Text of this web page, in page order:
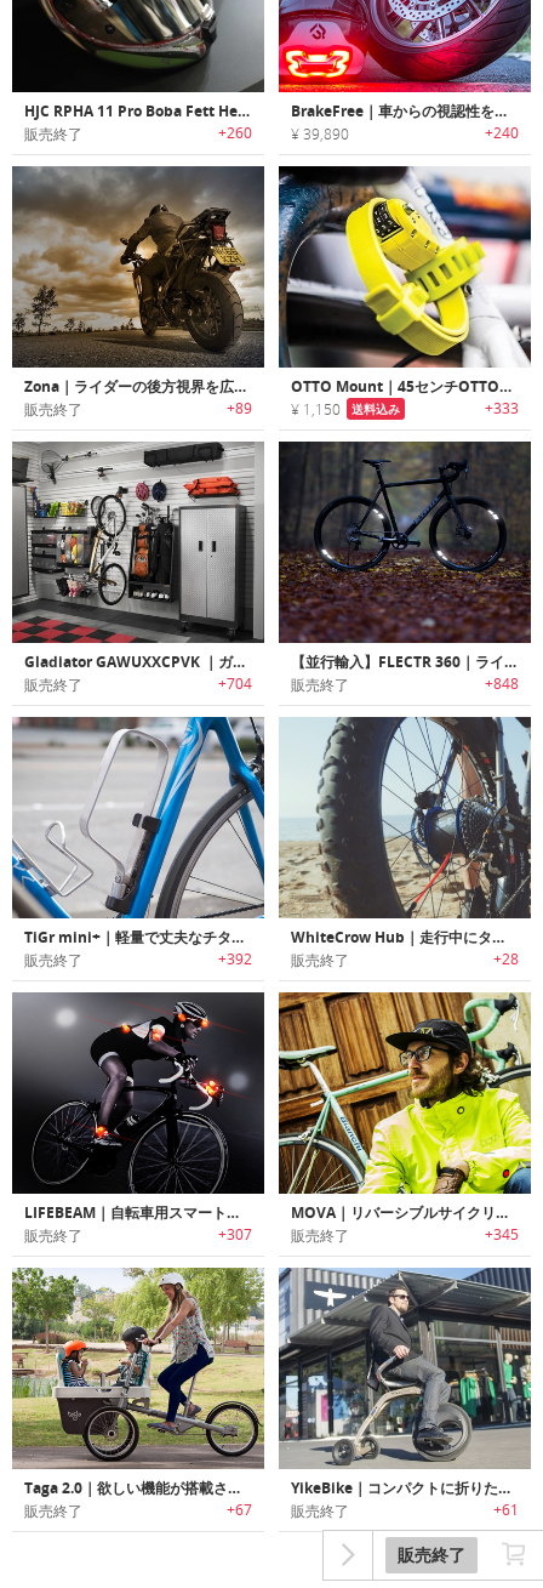
販売終了
HJC RPHA 11 Pro Boba Fett Helmet｜スターウォーズの人気キャラクターBoba Fett をモチーフにデザインされたヘルメット
販売終了 +260
BrakeFree｜車からの視認性を高めるヘルメット用ブレーキライト「ブレーキフリー」
¥ 39,890 +240
Zona｜ライダーの後方視界を広げるオートバイ用リアビューシステム「ゾナ」
販売終了 +89
OTTO Mount｜45センチOTTOLOCK用マウント「オットーマウント」
¥ 1,150 送料込み +333
Gladiator GAWUXXCPVK ｜ガレージにバイクを簡単にウォールマウント可能なバイク用フック
販売終了 +704
【並行輸入】FLECTR 360｜ライディングに影響を与えないバイク用360°リフレクター「フレクター360」
販売終了 +848
TiGr mini+｜軽量で丈夫なチタン製自転車用ロッキングシステム「タイガーミニプラス」
販売終了 +392
WhiteCrow Hub｜走行中にタイヤの空気圧を調整可能なマウンテンバイク用ハブ「ホワイトクロウハブ」
販売終了 +28
LIFEBEAM｜自転車用スマートヘルメット
販売終了 +307
MOVA｜リバーシブルサイクリングジャケット「モヴァ」
販売終了 +345
Taga 2.0｜欲しい機能が搭載されたファミリーバイク「タガ2.0」
販売終了 +67
YikeBike｜コンパクトに折りたたみ可能なユニークデザイン電動バイク「ヤイクバイク」
販売終了 +61